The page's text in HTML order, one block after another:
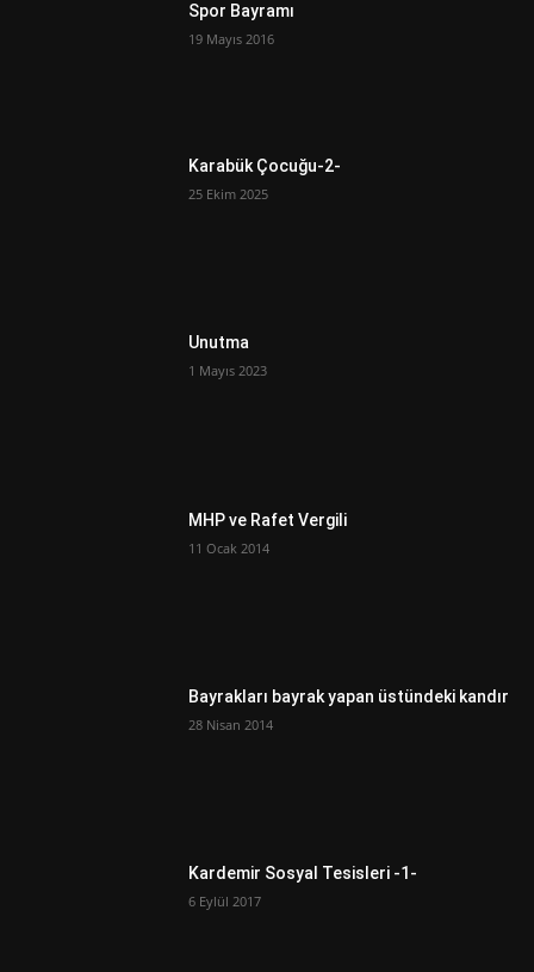
Spor Bayramı
19 Mayıs 2016
Karabük Çocuğu-2-
25 Ekim 2025
Unutma
1 Mayıs 2023
MHP ve Rafet Vergili
11 Ocak 2014
Bayrakları bayrak yapan üstündeki kandır
28 Nisan 2014
Kardemir Sosyal Tesisleri -1-
6 Eylül 2017